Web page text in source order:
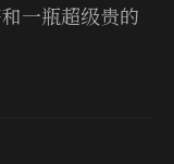
一瓶超级贵的